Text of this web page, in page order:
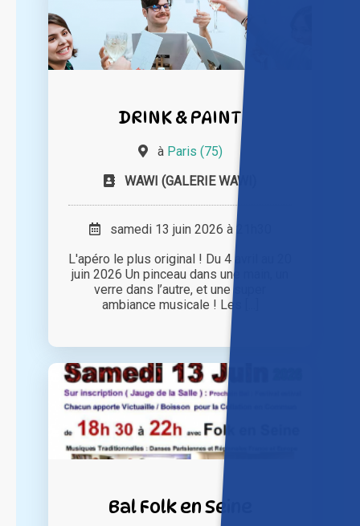
DRINK & PAINT
à Paris (75)
WAWI (GALERIE WAWI)
samedi 13 juin 2026 à 21h30
L'apéro le plus original ! Du 4 avril au 20
juin 2026 Un pinceau dans une main, un
verre dans l’autre, et une super
ambiance musicale ! Les [...]
Bal Folk en Seine